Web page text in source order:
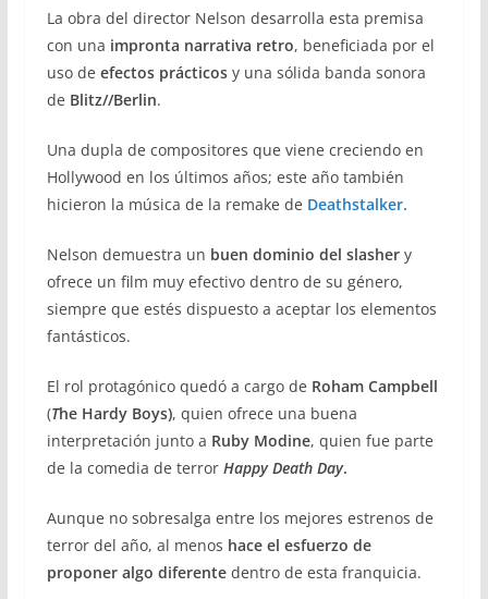
La obra del director Nelson desarrolla esta premisa
con una impronta narrativa retro, beneficiada por el
uso de efectos prácticosy una sólida banda sonora
de Blitz//Berlin.
Una dupla de compositores que viene creciendo en
Hollywood en los últimos años; este año también
hicieron la música de la remake de Deathstalker.
Nelson demuestra un buen dominio del slashery
ofrece un film muy efectivo dentro de su género,
siempre que estés dispuesto a aceptar los elementos
fantásticos.
El rol protagónico quedó a cargo de Roham Campbell
(The Hardy Boys), quien ofrece una buena
interpretación junto a Ruby Modine, quien fue parte
de la comedia de terror Happy Death Day.
Aunque no sobresalga entre los mejores estrenos de
terror del año, al menos hace el esfuerzo de
proponer algo diferentedentro de esta franquicia.